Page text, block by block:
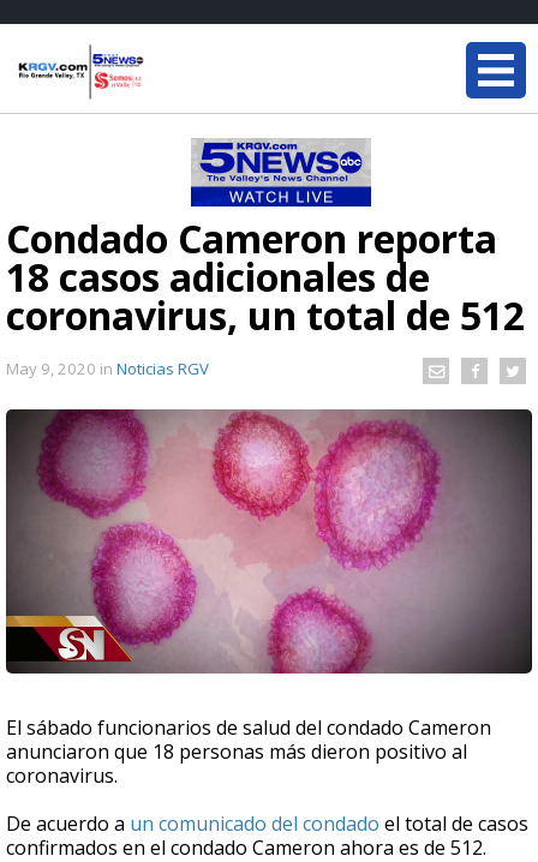
Condado Cameron reporta
18 casos adicionales de
coronavirus, un total de 512
May 9, 2020 in Noticias RGV
El sábado funcionarios de salud del condado Cameron
anunciaron que 18 personas más dieron positivo al
coronavirus.
De acuerdo a un comunicado del condado el total de casos
confirmados en el condado Cameron ahora es de 512.